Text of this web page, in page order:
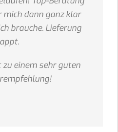
mich dann ganz klar
brauche. Lieferung
einem sehr guten